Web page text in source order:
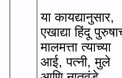
या कायद्यानुसार,
एखाद्या हिंदू
मालमत्ता त्याच्या
आई, पत्नी,मुले